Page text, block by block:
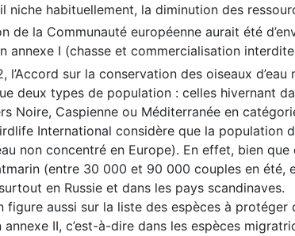
niche habituellement, la diminution des
de la Communauté européenne aurait été
annexe I (chasse et commercialisation
l’Accord sur la conservation des oiseaux
deux types de population : celles hivernant
Noire, Caspienne ou Méditerranée en
International considère que la
non concentré en Europe). En effet, bien
(entre 30 000 et 90 000 couples en été,
en Russie et dans les pays scandinaves.
figure aussi sur la liste des espèces à
annexe II, c’est-à-dire dans les espèces